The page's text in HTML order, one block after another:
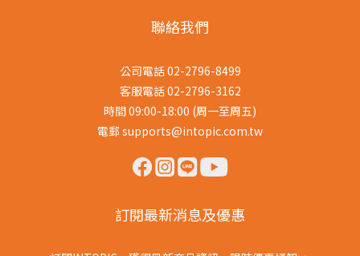
聯絡我們
公司電話 02-2796-8499
客服電話 02-2796-3162
時間 09:00-18:00 (周一至周五)
電郵 supports@intopic.com.tw
訂閱最新消息及優惠